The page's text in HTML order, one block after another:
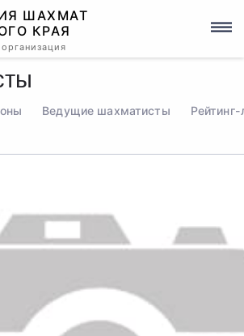
ШАХМАТ
КРАЯ
Ведущие шахматисты Рейтинг-